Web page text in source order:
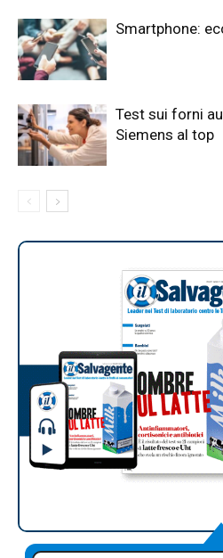
Smartphone:
Test sui forni
Siemens al top